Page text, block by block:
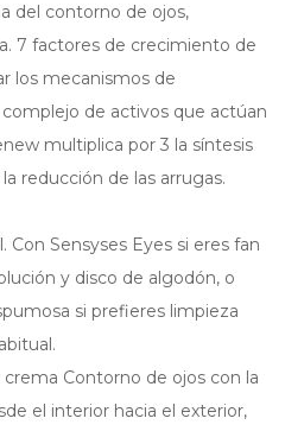
del contorno de ojos,
7 factores de crecimiento de
los mecanismos de
de activos que actúan
multiplica por 3 la síntesis
reducción de las arrugas.
Sensyses Eyes si eres fan
y disco de algodón, o
si prefieres limpieza
Contorno de ojos con la
el interior hacia el exterior,